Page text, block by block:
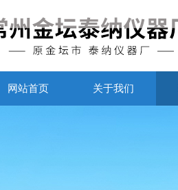
网站首页 关于我们